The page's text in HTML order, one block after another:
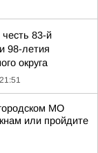
83-й
98-летия
округа
МО
или пройдите